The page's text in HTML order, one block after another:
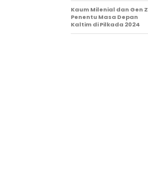
Kaum Milenial dan Gen
Penentu Masa Depan
Kaltim di Pilkada 2024